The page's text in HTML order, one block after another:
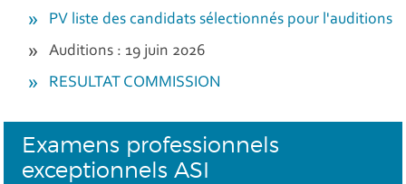
PV liste des candidats sélectionnés pour l'auditions
Auditions : 19 juin 2026
RESULTAT COMMISSION
Examens professionnels
exceptionnels ASI